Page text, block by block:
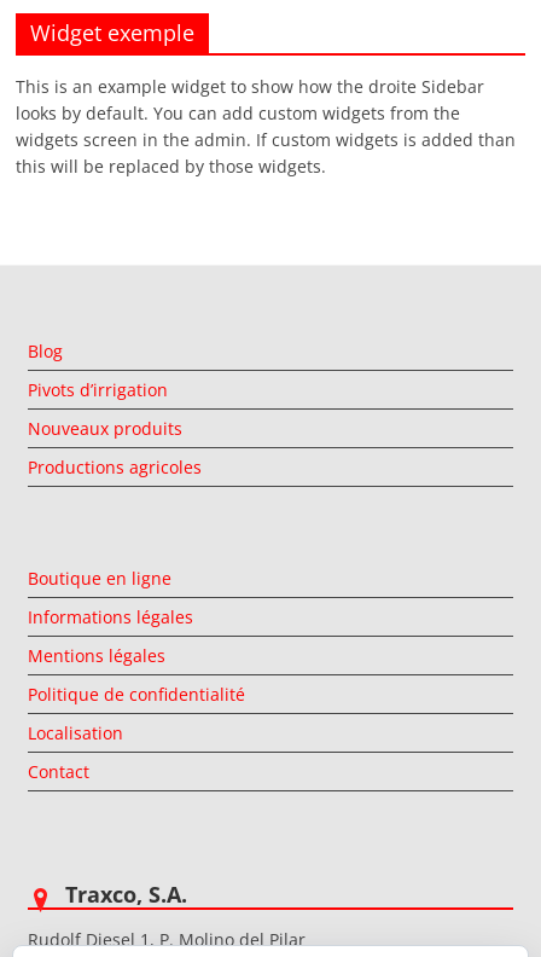
Widget exemple
This is an example widget to show how the droite Sidebar
looks by default. You can add custom widgets from the
widgets screen in the admin. If custom widgets is added than
this will be replaced by those widgets.
Blog
Pivots d’irrigation
Nouveaux produits
Productions agricoles
Boutique en ligne
Informations légales
Mentions légales
Politique de confidentialité
Localisation
Contact
Traxco, S.A.
Rudolf Diesel 1, P. Molino del Pilar